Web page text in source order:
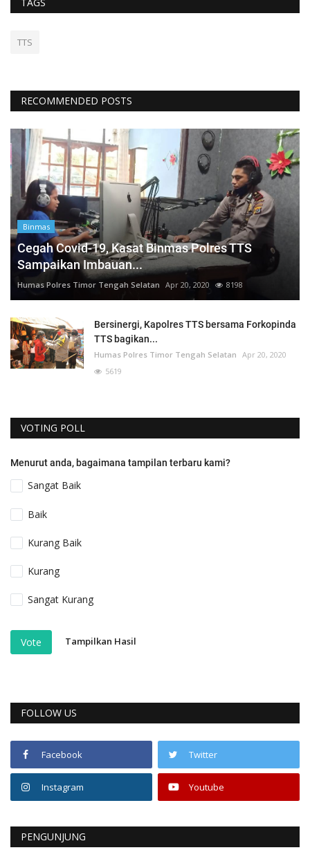
TTS
RECOMMENDED POSTS
Binmas
Cegah Covid-19, Kasat Binmas Polres TTS
Sampaikan Imbauan...
Humas Polres Timor Tengah Selatan Apr 20, 2020 8198
Bersinergi, Kapolres TTS bersama Forkopinda
TTS bagikan...
Humas Polres Timor Tengah Selatan Apr 20, 2020
5619
VOTING POLL
Menurut anda, bagaimana tampilan terbaru kami?
Sangat Baik
Baik
Kurang Baik
Kurang
Sangat Kurang
Vote Tampilkan Hasil
FOLLOW US
Facebook Twitter
Instagram Youtube
PENGUNJUNG